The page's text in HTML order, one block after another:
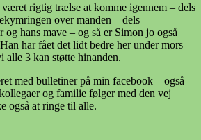
været rigtig trælse at komme igennem – dels
over manden – dels
hans mave – og så er Simon jo også
har fået det lidt bedre her under mors
alle 3 kan støtte hinanden.
med bulletiner på min facebook – også
og familie følger med den vej
også at ringe til alle.